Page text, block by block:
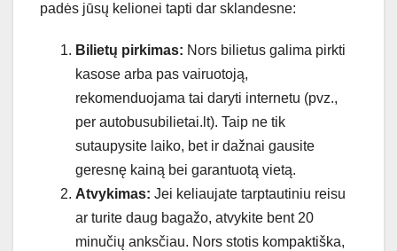
padės jūsų kelionei tapti dar sklandesne:
Bilietų pirkimas: Nors bilietus galima pirkti
kasose arba pas vairuotoją,
rekomenduojama tai daryti internetu (pvz.,
per autobusubilietai.lt). Taip ne tik
sutaupysite laiko, bet ir dažnai gausite
geresnę kainą bei garantuotą vietą.
Atvykimas: Jei keliaujate tarptautiniu reisu
ar turite daug bagažo, atvykite bent 20
minučių anksčiau. Nors stotis kompaktiška,